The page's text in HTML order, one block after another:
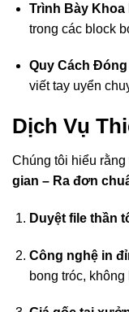
Trình Bày Khoa
trong các block
Quy Cách Đóng
viết tay uyển
Dịch Vụ
Chúng tôi hiểu
gian – Ra đơn
Duyệt file thần
Công nghệ in
bong tróc, không